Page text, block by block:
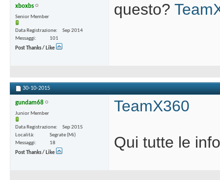
xboxbs
Senior Member
Data Registrazione
Sep 2014
Messaggi
101
Post Thanks / Like
questo?
30-10-2015
gundam68
Junior Member
Data Registrazione
Sep 2015
Località
Segrate (Mi)
Messaggi
18
Post Thanks / Like
TeamX360
Qui tutte le